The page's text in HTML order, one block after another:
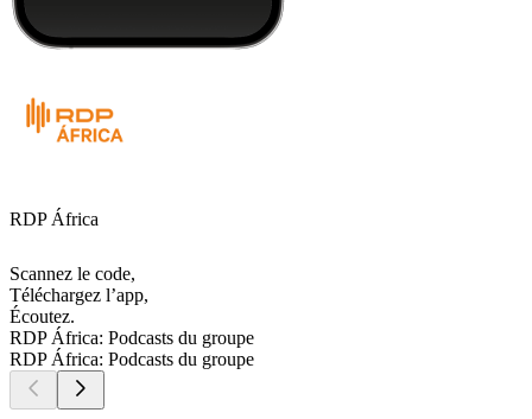
RDP África
Scannez le code,
Téléchargez l’app,
Écoutez.
RDP África: Podcasts du groupe
RDP África: Podcasts du groupe